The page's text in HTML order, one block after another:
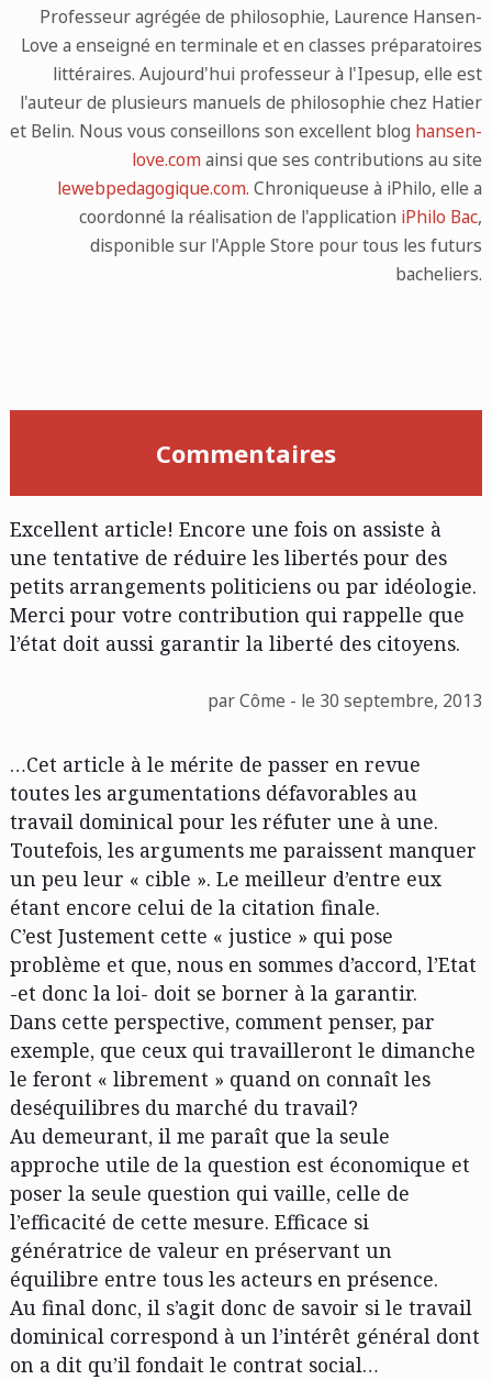
Professeur agrégée de philosophie, Laurence Hansen-
Love a enseigné en terminale et en classes préparatoires
littéraires. Aujourd'hui professeur à l'Ipesup, elle est
l'auteur de plusieurs manuels de philosophie chez Hatier
et Belin. Nous vous conseillons son excellent blog hansen-
love.comainsi que ses contributions au site
lewebpedagogique.com. Chroniqueuse à iPhilo, elle a
coordonné la réalisation de l'application iPhilo Bac,
disponible sur l'Apple Store pour tous les futurs
bacheliers.
Commentaires
Excellent article! Encore une fois on assiste à
une tentative de réduire les libertés pour des
petits arrangements politiciens ou par idéologie.
Merci pour votre contribution qui rappelle que
l’état doit aussi garantir la liberté des citoyens.
par Côme - le 30 septembre, 2013
…Cet article à le mérite de passer en revue
toutes les argumentations défavorables au
travail dominical pour les réfuter une à une.
Toutefois, les arguments me paraissent manquer
un peu leur « cible ». Le meilleur d’entre eux
étant encore celui de la citation finale.
C’est Justement cette « justice » qui pose
problème et que, nous en sommes d’accord, l’Etat
-et donc la loi- doit se borner à la garantir.
Dans cette perspective, comment penser, par
exemple, que ceux qui travailleront le dimanche
le feront « librement » quand on connaît les
deséquilibres du marché du travail?
Au demeurant, il me paraît que la seule
approche utile de la question est économique et
poser la seule question qui vaille, celle de
l’efficacité de cette mesure. Efficace si
génératrice de valeur en préservant un
équilibre entre tous les acteurs en présence.
Au final donc, il s’agit donc de savoir si le travail
dominical correspond à un l’intérêt général dont
on a dit qu’il fondait le contrat social…